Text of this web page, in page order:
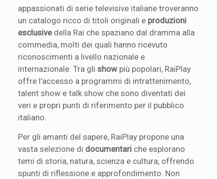
appassionati di serie televisive italiane troveranno
un catalogo ricco di titoli originali e produzioni
esclusivedella Rai che spaziano dal dramma alla
commedia, molti dei quali hanno ricevuto
riconoscimenti a livello nazionale e
internazionale. Tra glishow più popolari, RaiPlay
offre l’accesso a programmi di intrattenimento,
talent show e talk show che sono diventati dei
veri e propri punti di riferimento per il pubblico
italiano.
Per gli amanti del sapere, RaiPlay propone una
vasta selezione di documentari che esplorano
temi di storia, natura, scienza e cultura, offrendo
spunti di riflessione e approfondimento. Non